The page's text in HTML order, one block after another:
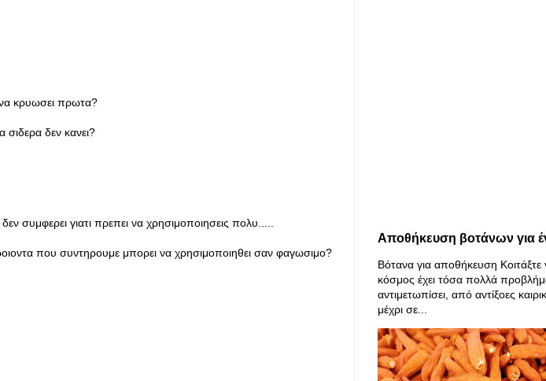
κρυωσει πρωτα?
σιδερα δεν κανει?
συμφερει γιατι πρεπει να χρησιμοποιησεις πολυ.....
που συντηρουμε μπορει να χρησιμοποιηθει σαν φαγωσιμο?
Αποθήκευση βοτάνων για
Βότανα για αποθήκευση
κόσμος έχει τόσα πολλά
αντιμετωπίσει, από αντίξοες
μέχρι σε...